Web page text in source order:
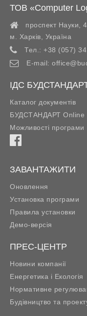
ТОВ «Computer
проспект Науки,
м. Харків
Україна
Тел.: +38 (057)
E-mail:
ІДС
Каталог документів
БУДСТАНДАРТ Online
Можливості програми
ЗАВАНТАЖИТИ
Оновлення
Установка програми
Правила установки
Демо-версія
ПРЕС-ЦЕНТР
Новини компанії
Енергетика і Екологія
Нормативне
Будівництво та